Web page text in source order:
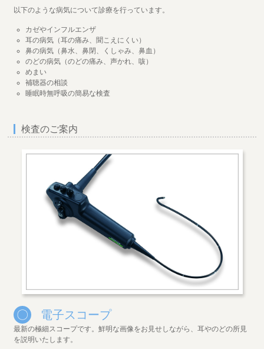
以下のような病気について診療を行っています。
カゼやインフルエンザ
耳の病気（耳の痛み、聞こえにくい）
鼻の病気（鼻水、鼻閉、くしゃみ、鼻血）
のどの病気（のどの痛み、声かれ、咳）
めまい
補聴器の相談
睡眠時無呼吸の簡易な検査
検査のご案内
〇 電子スコープ
最新の極細スコープです。鮮明な画像をお見せしながら、耳やのどの所見
を説明いたします。